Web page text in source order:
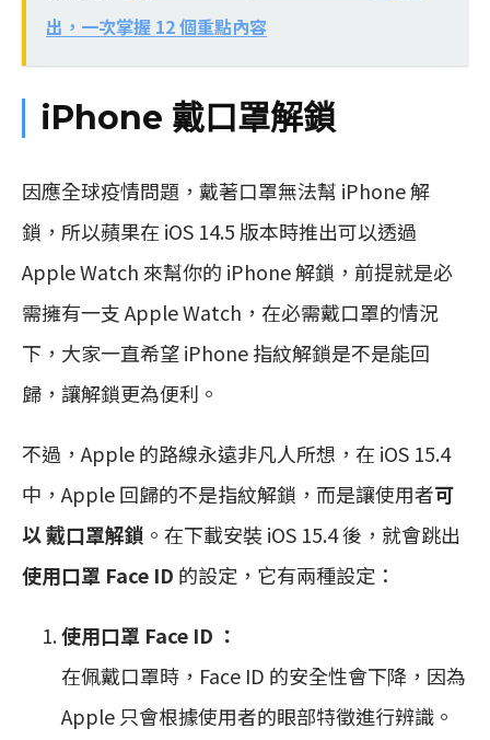
出，一次掌握 12 個重點內容
iPhone 戴口罩解鎖
因應全球疫情問題，戴著口罩無法幫 iPhone 解
鎖，所以蘋果在 iOS 14.5 版本時推出可以透過
Apple Watch 來幫你的 iPhone 解鎖，前提就是必
需擁有一支 Apple Watch，在必需戴口罩的情況
下，大家一直希望 iPhone 指紋解鎖是不是能回
歸，讓解鎖更為便利。
不過，Apple 的路線永遠非凡人所想，在 iOS 15.4
中，Apple 回歸的不是指紋解鎖，而是讓使用者可
以 戴口罩解鎖 。在下載安裝 iOS 15.4 後，就會跳出
使用口罩 Face ID 的設定，它有兩種設定：
使用口罩 Face ID ：
在佩戴口罩時，Face ID 的安全性會下降，因為
Apple 只會根據使用者的眼部特徵進行辨識。